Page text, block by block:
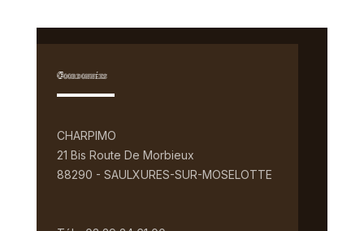
Coordonnées
CHARPIMO
21 Bis Route De Morbieux
88290 - SAULXURES-SUR-MOSELOTTE